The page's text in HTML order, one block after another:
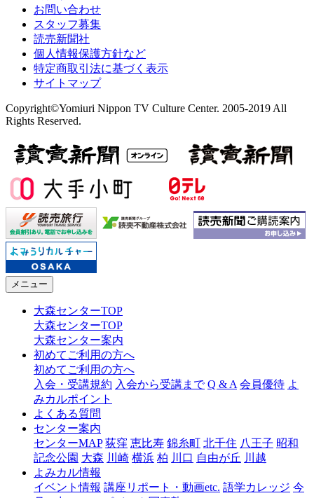
お問い合わせ
スタッフ募集
読売新聞社
個人情報保護方針など
特定商取引法に基づく表示
サイトマップ
Copyright©Yomiuri Nippon TV Culture Center. 2005-2019 All
Rights Reserved.
メニュー
大森センターTOP
大森センターTOP
大森センター案内
初めてご利用の方へ
初めてご利用の方へ
入会・受講規約 入会から受講まで Q & A 会員優待 よ
みカルポイント
よくある質問
センター案内
センターMAP 荻窪 恵比寿 錦糸町 北千住 八王子 昭和
記念公園 大森 川崎 横浜 柏 川口 自由が丘 川越
よみカル情報
イベント情報 講座リポート・動画etc. 語学カレッジ 今